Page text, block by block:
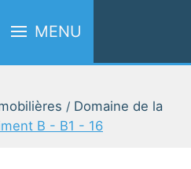
MENU
Domaine de la
B - B1 - 16